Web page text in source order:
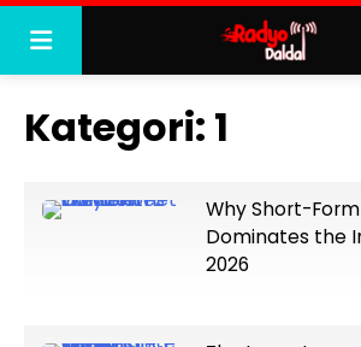
Skip
content
Kategori: 1
Why Short-
Dominates the
2026